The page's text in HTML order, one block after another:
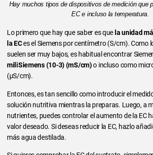
Hay muchos tipos de dispositivos de medición que
EC e incluso la temperatura.
Lo primero que hay que saber es que la unidad
la ECes el Siemens por centímetro (S/cm). Como
suelen ser muy bajos, es habitual encontrar
miliSiemens (10-3) (mS/cm)o incluso como
(µS/cm).
Entonces, es tan sencillo como introducir el
solución nutritiva mientras la preparas. Luego, a
nutrientes, puedes controlar el aumento de la EC
valor deseado. Si deseas reducir la EC, hazlo
más agua destilada.